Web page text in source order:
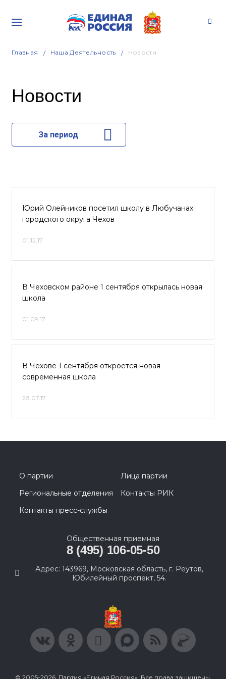
Главная Наша Деятельность Новости
Новости
За период
Юрий Олейников посетил школу в Любучанах
городского округа Чехов
01.12.17
В Чеховском районе 1 сентября открылась новая
школа
01.09.17
В Чехове 1 сентября откроется новая
современная школа
28.07.17
О партии
Лица партии
Региональные отделения
Контакты РИК
Контакты пресс-службы
Общественная приемная
8 (495) 106-05-50
Адрес: 143969, Московская область, г. Реутов,
Юбилейный проспект, 54.
© 2005-2026, Партия «Единая Россия». Все права защищены.